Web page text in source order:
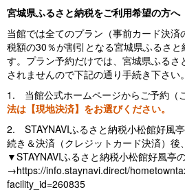
宮城県ふるさと納税をご利用希望の方へ
当館では全てのプラン（事前カード決済
税額の30％が割引となる宮城県ふるさと
す。プラン予約だけでは、宮城県ふるさ
されませんので下記の通り手続き下さい。
1. 当館公式ホームページからご予約（
法は【現地決済】をお選びください。
2. STAYNAVIふるさと納税小松館好風
続き＆決済（クレジットカード決済）
▼STAYNAVIふるさと納税小松館好風亭
→https://info.staynavi.direct/
facility_id=260835